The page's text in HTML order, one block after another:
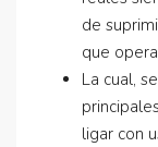
de
que
La cual,
ligar con